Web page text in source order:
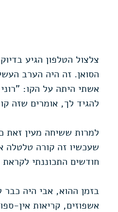
צלצול הטלפון הגיע
הסואן. זה היה הערב
אשתי היתה על הקו:
להגיד לך, אומרים שזה
למרות ששיחה מעין זאת
שעכשיו זה קורה טלטלה
חודשים התכוננתי
אשפוזים, קריאות אין-